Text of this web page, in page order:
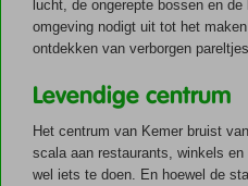
lucht, de ongerepte bossen en
omgeving nodigt uit tot het
ontdekken van verborgen pareltjes.
Levendige centrum
Het centrum van Kemer bruist
scala aan restaurants, winkels
wel iets te doen. En hoewel de